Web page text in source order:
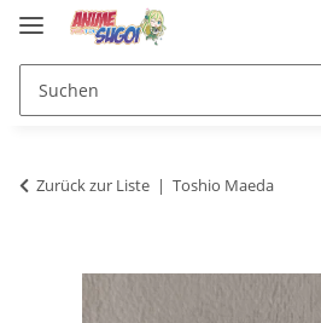
Zurück zur Liste Toshio Maeda